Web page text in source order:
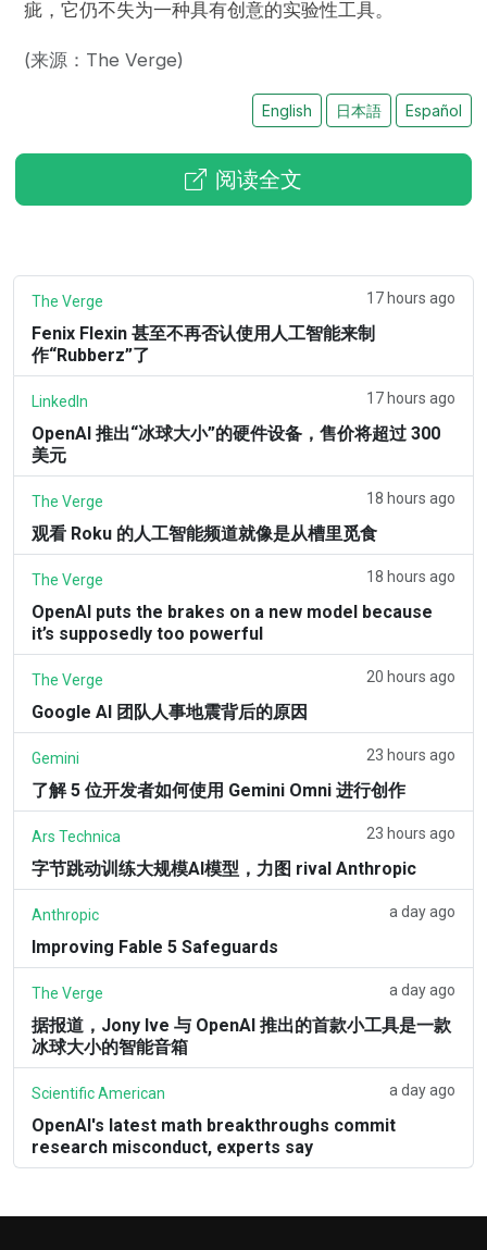
疵，它仍不失为一种具有创意的实验性工具。
(来源：The Verge)
English 日本語 Español
阅读全文
The Verge 17 hours ago
Fenix Flexin 甚至不再否认使用人工智能来制
作“Rubberz”了
LinkedIn 17 hours ago
OpenAI 推出“冰球大小”的硬件设备，售价将超过 300
美元
The Verge 18 hours ago
观看 Roku 的人工智能频道就像是从槽里觅食
The Verge 18 hours ago
OpenAI puts the brakes on a new model because
it’s supposedly too powerful
The Verge 20 hours ago
Google AI 团队人事地震背后的原因
Gemini 23 hours ago
了解 5 位开发者如何使用 Gemini Omni 进行创作
Ars Technica 23 hours ago
字节跳动训练大规模AI模型，力图 rival Anthropic
Anthropic a day ago
Improving Fable 5 Safeguards
The Verge a day ago
据报道，Jony Ive 与 OpenAI 推出的首款小工具是一款
冰球大小的智能音箱
Scientific American a day ago
OpenAI's latest math breakthroughs commit
research misconduct, experts say